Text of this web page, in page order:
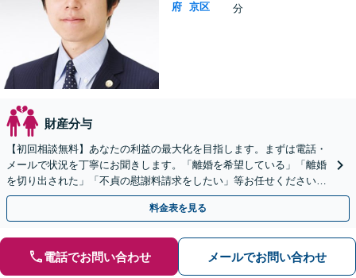
府
京区
分
財産分与
【初回相談無料】あなたの利益の最大化を目指します。まずは電話・
メールで状況を丁寧にお聞きします。「離婚を希望している」「離婚
を切り出された」「不貞の慰謝料請求をしたい」等お任せください。
【リーズナブルな料金設定】
料金表を見る
電話でお問い合わせ メールでお問い合わせ